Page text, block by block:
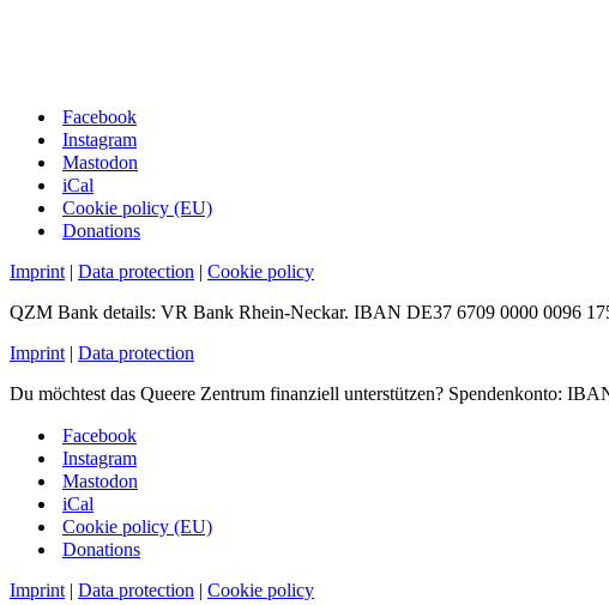
Facebook
Instagram
Mastodon
iCal
Cookie policy (EU)
Donations
Imprint | Data protection | Cookie policy
QZM Bank details: VR Bank Rhein-Neckar. IBAN DE37 6709 0000 0096
Imprint | Data protection
Du möchtest das Queere Zentrum finanziell unterstützen? Spendenkonto:
Facebook
Instagram
Mastodon
iCal
Cookie policy (EU)
Donations
Imprint | Data protection | Cookie policy